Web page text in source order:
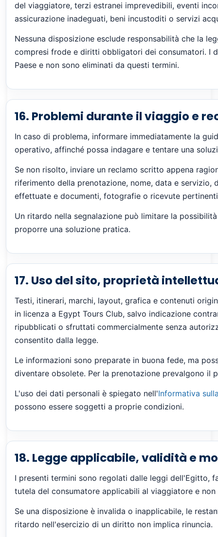
del viaggiatore, terzi estranei imprevedibili, eventi
assicurazione inadeguati, beni incustoditi o servizi
Nessuna disposizione esclude responsabilità che la
compresi frode e diritti obbligatori dei consumatori. I
Paese e non sono eliminati da questi termini.
16. Problemi durante il viaggio e
In caso di problema, informare immediatamente la
operativo, affinché possa indagare e tentare una
Se non risolto, inviare un reclamo scritto appena
riferimento della prenotazione, nome, data e servizio,
effettuate e documenti, fotografie o ricevute
Un ritardo nella segnalazione può limitare la
proporre una soluzione pratica.
17. Uso del sito, proprietà
Testi, itinerari, marchi, layout, grafica e contenuti
in licenza a Egypt Tours Club, salvo indicazione
ripubblicati o sfruttati commercialmente senza
consentito dalla legge.
Le informazioni sono preparate in buona fede, ma
diventare obsolete. Per la prenotazione prevalgono il
L'uso dei dati personali è spiegato nell'Informativa
possono essere soggetti a proprie condizioni.
18. Legge applicabile, validità e
I presenti termini sono regolati dalle leggi dell'Egitto,
tutela del consumatore applicabili al viaggiatore e
Se una disposizione è invalida o inapplicabile, le
ritardo nell'esercizio di un diritto non implica rinuncia.